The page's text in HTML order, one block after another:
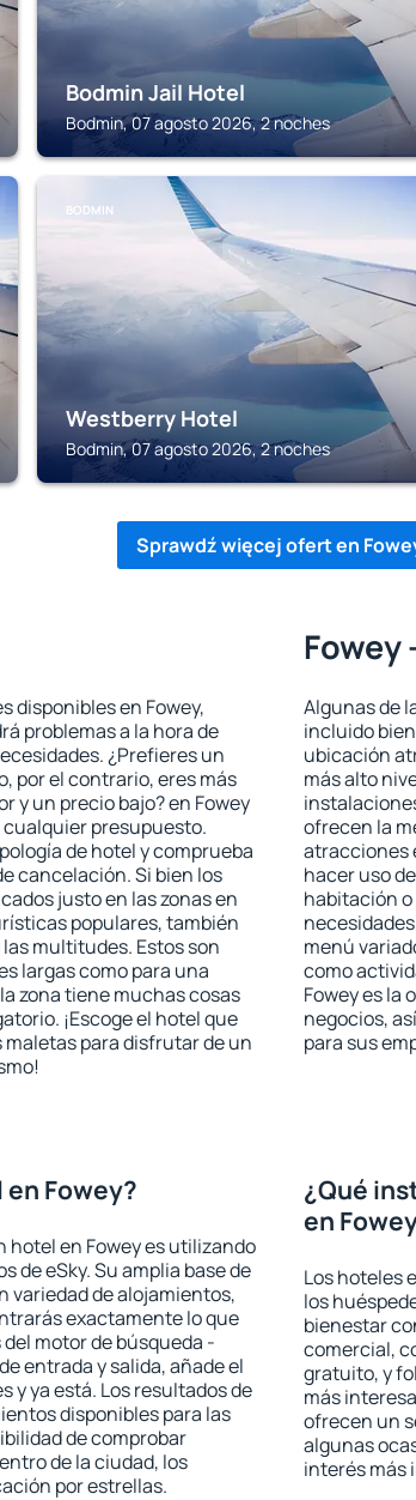
Bodmin Jail Hotel
Bodmin, 07 agosto 2026, 2 noches
BODMIN
Westberry Hotel
Bodmin, 07 agosto 2026, 2 noches
Sprawdź więcej ofert en
disponibles en Fowey,
problemas a la hora de
¿Prefieres un
por el contrario, eres más
y un precio bajo? en Fowey
presupuesto.
de hotel y comprueba
cancelación. Si bien los
justo en las zonas en
populares, también
multitudes. Estos son
largas como para una
zona tiene muchas cosas
¡Escoge el hotel que
para disfrutar de un
Algunas de
incluido
ubicación
más alto
ofrecen la
atracciones
hacer uso
habitación
menú
como
Fowey es la
negocios,
para sus
Fowey?
hotel en Fowey es utilizando
de eSky. Su amplia base de
variedad de alojamientos,
exactamente lo que
motor de búsqueda -
entrada y salida, añade el
y ya está. Los resultados de
disponibles para las
de comprobar
de la ciudad, los
por estrellas.
¿Qué
en
Los hoteles
los
bienestar
comercial,
gratuito, y
más
ofrecen un
algunas
interés más